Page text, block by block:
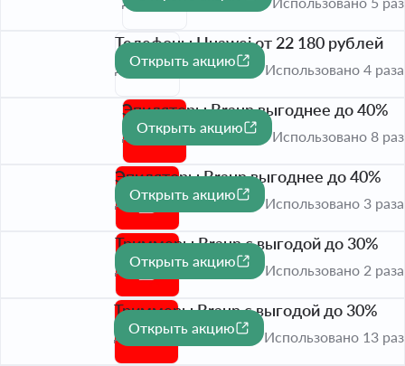
Телефоны Huawei от 22 180 рублей
До 31 авг. 2026
Открыть акцию
Использовано 4 раза
Эпиляторы Braun выгоднее до 40%
До 31 авг. 2026
Открыть акцию
Использовано 8 раз
Эпиляторы Braun выгоднее до 40%
До 31 авг. 2026
Открыть акцию
Использовано 3 раза
Триммеры Braun с выгодой до 30%
До 31 авг. 2026
Открыть акцию
Использовано 2 раза
Триммеры Braun с выгодой до 30%
До 31 авг. 2026
Открыть акцию
Использовано 13 раз